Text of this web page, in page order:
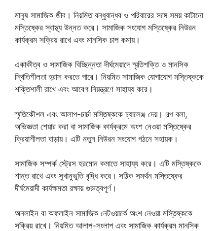
মানুষ সামাজিক জীব। নিয়মিত বন্ধুবান্ধব ও পরিবারের সঙ্গে সময় কাটানো
মস্তিষ্কের স্বাস্থ্য উন্নত করে। সামাজিক সংযোগ মস্তিষ্কের নিউরন
কার্যক্রম সক্রিয় রাখে এবং মানসিক চাপ কমায়।
একাকীত্ব ও সামাজিক বিচ্ছিন্নতা দীর্ঘমেয়াদে স্মৃতিশক্তি ও মানসিক
স্থিতিশীলতা হ্রাস করতে পারে। নিয়মিত সামাজিক যোগাযোগ মস্তিষ্ককে
শক্তিশালী রাখে এবং আবেগ নিয়ন্ত্রণে সাহায্য করে।
স্মৃতিকৌশল এবং আলাপ-চার্চা মস্তিষ্ককে চ্যালেঞ্জ দেয়। গল্প বলা,
অভিজ্ঞতা শেয়ার করা বা সামাজিক কার্যক্রমে অংশ নেওয়া মস্তিষ্কের
ক্রিয়াশীলতা বাড়ায়। এটি নতুন নিউরন সংযোগ গঠনে সহায়ক।
সামাজিক সম্পর্ক স্ট্রেস হরমোন কমাতে সাহায্য করে। এটি মস্তিষ্ককে
শান্ত রাখে এবং সুখানুভূতি বৃদ্ধি করে। সঠিক সমর্থন মস্তিষ্কের
দীর্ঘমেয়াদী কার্যক্ষমতা রক্ষায় গুরুত্বপূর্ণ।
অনলাইন বা অফলাইন সামাজিক নেটওয়ার্কে অংশ নেওয়া মস্তিষ্ককে
সক্রিয় রাখে। নিয়মিত আলাপ-সংলাপ এবং সামাজিক কার্যক্রম মানসিক